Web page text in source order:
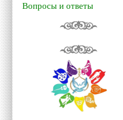
Вопросы и ответы